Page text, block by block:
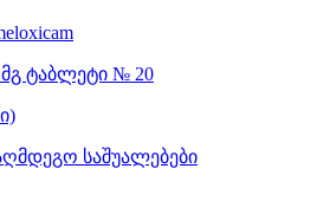
მგ ტაბლეტი № 20
საშუალებები